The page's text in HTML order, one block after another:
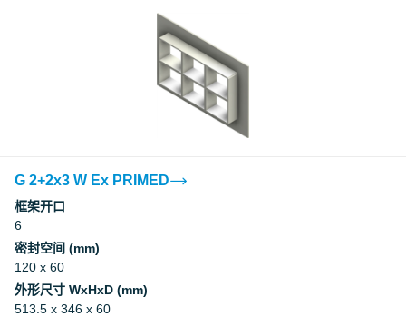
G 2+2x3 W Ex PRIMED
框架开口
6
密封空间 (mm)
120 x 60
外形尺寸 WxHxD (mm)
513.5 x 346 x 60